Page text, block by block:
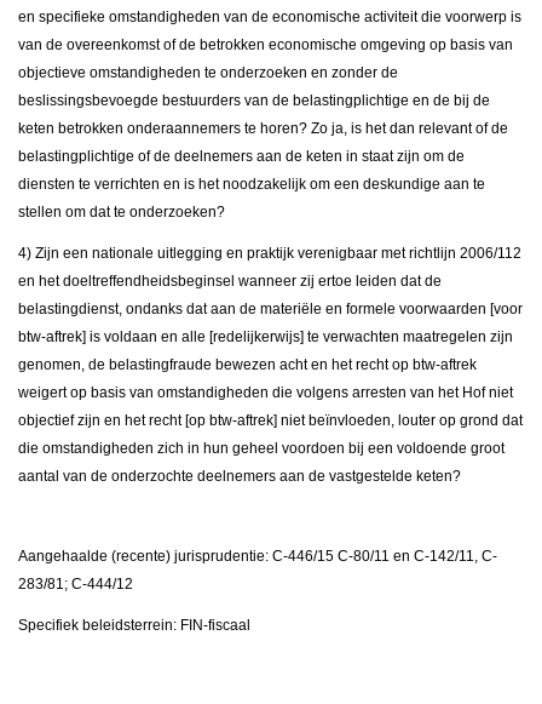
en specifieke omstandigheden van de economische activiteit die voorwerp is
van de overeenkomst of de betrokken economische omgeving op basis van
objectieve omstandigheden te onderzoeken en zonder de
beslissingsbevoegde bestuurders van de belastingplichtige en de bij de
keten betrokken onderaannemers te horen? Zo ja, is het dan relevant of de
belastingplichtige of de deelnemers aan de keten in staat zijn om de
diensten te verrichten en is het noodzakelijk om een deskundige aan te
stellen om dat te onderzoeken?
4) Zijn een nationale uitlegging en praktijk verenigbaar met richtlijn 2006/112
en het doeltreffendheidsbeginsel wanneer zij ertoe leiden dat de
belastingdienst, ondanks dat aan de materiële en formele voorwaarden [voor
btw-aftrek] is voldaan en alle [redelijkerwijs] te verwachten maatregelen zijn
genomen, de belastingfraude bewezen acht en het recht op btw-aftrek
weigert op basis van omstandigheden die volgens arresten van het Hof niet
objectief zijn en het recht [op btw-aftrek] niet beïnvloeden, louter op grond dat
die omstandigheden zich in hun geheel voordoen bij een voldoende groot
aantal van de onderzochte deelnemers aan de vastgestelde keten?
Aangehaalde (recente) jurisprudentie: C-446/15 C-80/11 en C-142/11, C-
283/81; C-444/12
Specifiek beleidsterrein: FIN-fiscaal